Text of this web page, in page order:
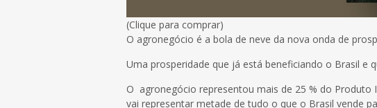
(Clique para comprar)
O agronegócio é a bola de neve da nova onda de
Uma prosperidade que já está beneficiando o Brasil e
O agronegócio representou mais de 25 % do
vai representar metade de tudo o que o Brasil vende